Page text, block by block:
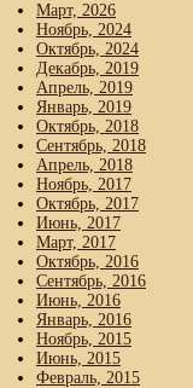
Март, 2026
Ноябрь, 2024
Октябрь, 2024
Декабрь, 2019
Апрель, 2019
Январь, 2019
Октябрь, 2018
Сентябрь, 2018
Апрель, 2018
Ноябрь, 2017
Октябрь, 2017
Июнь, 2017
Март, 2017
Октябрь, 2016
Сентябрь, 2016
Июнь, 2016
Январь, 2016
Ноябрь, 2015
Июнь, 2015
Февраль, 2015